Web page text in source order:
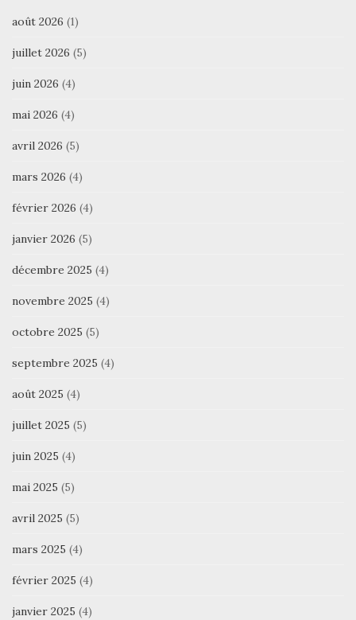
août 2026 (1)
juillet 2026 (5)
juin 2026 (4)
mai 2026 (4)
avril 2026 (5)
mars 2026 (4)
février 2026 (4)
janvier 2026 (5)
décembre 2025 (4)
novembre 2025 (4)
octobre 2025 (5)
septembre 2025 (4)
août 2025 (4)
juillet 2025 (5)
juin 2025 (4)
mai 2025 (5)
avril 2025 (5)
mars 2025 (4)
février 2025 (4)
janvier 2025 (4)